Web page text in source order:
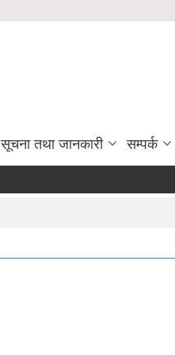
सूचना तथा जानकारी सम्पर्क